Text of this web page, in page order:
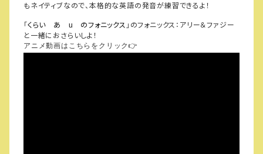
もネイティブなので、本格的な英語の発音が練習できるよ！
「くらい あ u のフォニックス 」のフォニックス：アリー＆ファジー
と一緒におさらいしよ！
アニメ動画はこちらをクリック👉